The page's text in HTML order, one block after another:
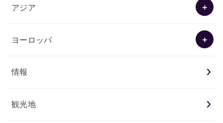
アジア
ヨーロッパ
情報
観光地